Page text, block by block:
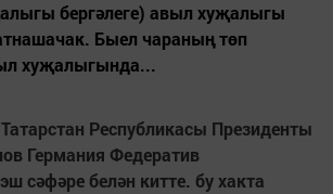
бергәлеге) авыл хуҗалыгы
Быел чараның төп
хуҗалыгында...
Республикасы Президенты
Германия Федератив
сәфәре белән китте. бу хакта